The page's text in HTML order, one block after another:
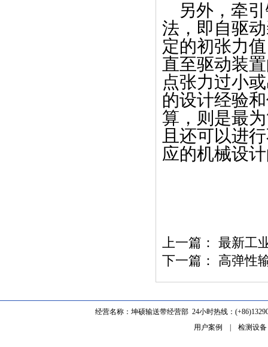
另外，牵
法，即自驱
定的初张力
直至驱动装
点张力过小
的设计经验
算，则是最
且还可以进
应的机械设
上一篇： 最新工
下一篇： 高弹性
经营名称：坤硕输送带经营部 24小时热线：
用户案例
检测设备